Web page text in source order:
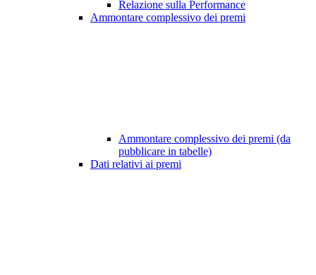
Relazione sulla Performance
Ammontare complessivo dei premi
Ammontare complessivo dei premi (da
pubblicare in tabelle)
Dati relativi ai premi